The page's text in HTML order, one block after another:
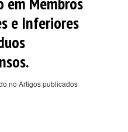
e Inferiores
no Artigos publicados